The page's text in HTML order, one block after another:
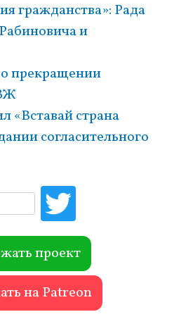
гражданства»: Рада
и
прекращении
«Вставай страна
согласительного
r
проект
на Patreon